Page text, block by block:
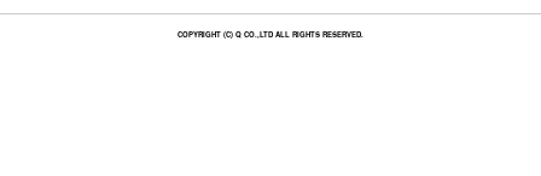
COPYRIGHT (C) Q CO.,LTD ALL RIGHTS RESERVED.